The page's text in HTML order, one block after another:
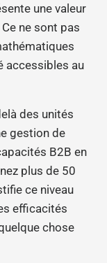
une valeur
ne sont pas
accessibles au
des unités
gestion de
B2B en
plus de 50
ce niveau
efficacités
chose